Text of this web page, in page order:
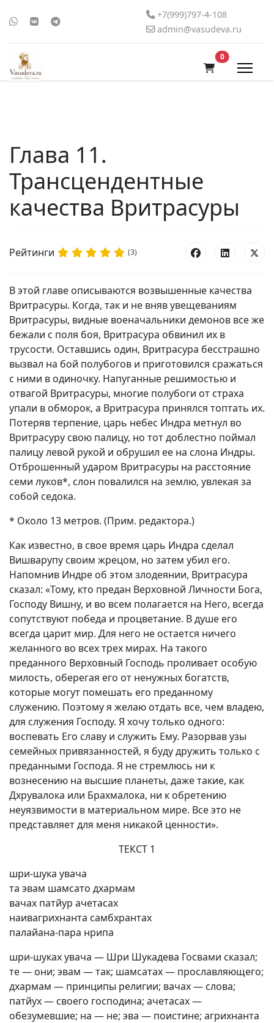
+7(999)797-4-108
admin@vasudeva.ru
0В корзину
Глава 11.
Трансцендентные
качества Вритрасуры
Рейтинги (3)
В этой главе описываются возвышенные качества
Вритрасуры. Когда, так и не вняв увещеваниям
Вритрасуры, видные военачальники демонов все же
бежали с поля боя, Вритрасура обвинил их в
трусости. Оставшись один, Вритрасура бесстрашно
вызвал на бой полубогов и приготовился сражаться
с ними в одиночку. Напуганные решимостью и
отвагой Вритрасуры, многие полубоги от страха
упали в обморок, а Вритрасура принялся топтать их.
Потеряв терпение, царь небес Индра метнул во
Вритрасуру свою палицу, но тот доблестно поймал
палицу левой рукой и обрушил ее на слона Индры.
Отброшенный ударом Вритрасуры на расстояние
семи луков*, слон повалился на землю, увлекая за
собой седока.
* Около 13 метров. (Прим. редактора.)
Как известно, в свое время царь Индра сделал
Вишварупу своим жрецом, но затем убил его.
Напомнив Индре об этом злодеянии, Вритрасура
сказал: «Тому, кто предан Верховной Личности Бога,
Господу Вишну, и во всем полагается на Него, всегда
сопутствуют победа и процветание. В душе его
всегда царит мир. Для него не остается ничего
желанного во всех трех мирах. На такого
преданного Верховный Господь проливает особую
милость, оберегая его от ненужных богатств,
которые могут помешать его преданному
служению. Поэтому я желаю отдать все, чем владею,
для служения Господу. Я хочу только одного:
воспевать Его славу и служить Ему. Разорвав узы
семейных привязанностей, я буду дружить только с
преданными Господа. Я не стремлюсь ни к
вознесению на высшие планеты, даже такие, как
Дхрувалока или Брахмалока, ни к обретению
неуязвимости в материальном мире. Все это не
представляет для меня никакой ценности».
ТЕКСТ 1
шри-шука увача
та эвам шамсато дхармам
вачах патйур ачетасах
наивагрихнанта самбхрантах
палайана-пара нрипа
шри-шуках увача — Шри Шукадева Госвами сказал;
те — они; эвам — так; шамсатах — прославляющего;
дхармам — принципы религии; вачах — слова;
патйух — своего господина; ачетасах —
обезумевшие; на — не; эва — поистине; агрихнанта